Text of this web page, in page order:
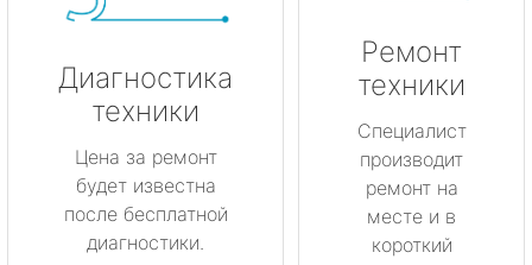
Диагностика
техники
Цена за ремонт
будет известна
после бесплатной
диагностики.
Ремонт
техники
Специалист
производит
ремонт на
месте и в
короткий